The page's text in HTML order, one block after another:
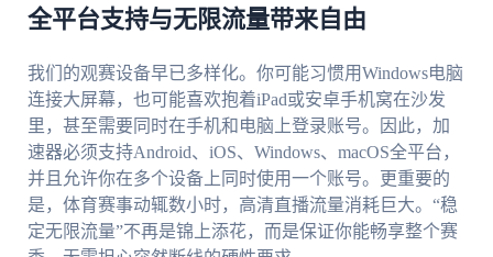
全平台支持与无限流量带来自由
我们的观赛设备早已多样化。你可能习惯用Windows电脑
连接大屏幕，也可能喜欢抱着iPad或安卓手机窝在沙发
里，甚至需要同时在手机和电脑上登录账号。因此，加
速器必须支持Android、iOS、Windows、macOS全平台，
并且允许你在多个设备上同时使用一个账号。更重要的
是，体育赛事动辄数小时，高清直播流量消耗巨大。“稳
定无限流量”不再是锦上添花，而是保证你能畅享整个赛